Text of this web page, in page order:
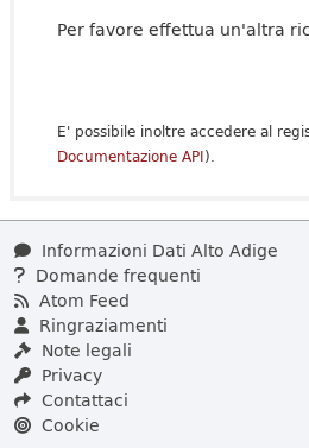
Per favore effettua un'altra
E' possibile inoltre accedere al
Documentazione API).
Informazioni Dati Alto Adige
Domande frequenti
Atom Feed
Ringraziamenti
Note legali
Privacy
Contattaci
Cookie